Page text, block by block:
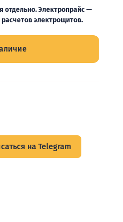
отдельно. Электропрайс —
электрощитов.
на Telegram